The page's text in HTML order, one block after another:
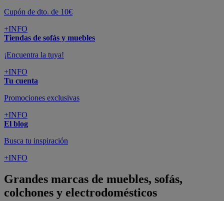
Cupón de dto. de 10€
+INFO
Tiendas de sofás y muebles
¡Encuentra la tuya!
+INFO
Tu cuenta
Promociones exclusivas
+INFO
El blog
Busca tu inspiración
+INFO
Grandes marcas de muebles, sofás,
colchones y electrodomésticos